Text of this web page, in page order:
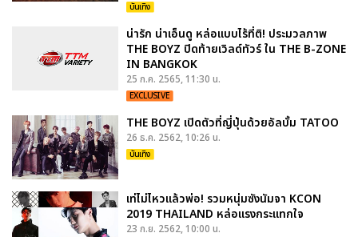
บันเทิง
น่ารัก น่าเอ็นดู หล่อแบบไร้ที่ติ! ประมวลภาพ
THE BOYZ ปิดท้ายเวิลด์ทัวร์ ใน THE B-ZONE
IN BANGKOK
25 ก.ค. 2565, 11:30 น.
EXCLUSIVE
THE BOYZ เปิดตัวที่ญี่ปุ่นด้วยอัลบั้ม TATOO
26 ธ.ค. 2562, 10:26 น.
บันเทิง
เท่ไม่ไหวแล้วพ่อ! รวมหนุ่มซังนัมจา KCON
2019 THAILAND หล่อแรงกระแทกใจ
23 ก.ย. 2562, 10:00 น.